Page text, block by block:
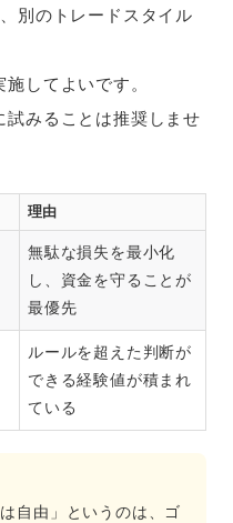
別のトレードスタイル
してよいです。
試みることは推奨しませ
理由
無駄な損失を最小化
し、資金を守ることが
最優先
ルールを超えた判断が
できる経験値が積まれ
ている
自由」というのは、ゴ